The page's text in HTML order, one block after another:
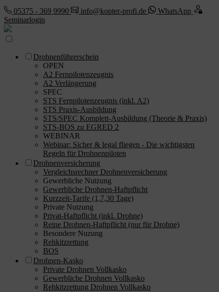
05375 - 369 9990 info@kopter-profi.de
WhatsApp
Seminarlogin
Drohnenführerschein
OPEN
A2 Fernpilotenzeugnis
A2 Verlängerung
SPEC
STS Fernpilotenzeugnis (inkl. A2)
STS Praxis-Ausbildung
STS/SPEC Komplett-Ausbildung (Theorie & Praxis)
STS-BOS zu EGRED 2
WEBINAR
Webinar: Sicher & legal fliegen - Die wichtigsten
Regeln für Drohnenpiloten
Drohnenversicherung
Vergleichsrechner Drohnenversicherung
Gewerbliche Nutzung
Gewerbliche Drohnen-Haftpflicht
Kurzzeit-Tarife (1,7,30 Tage)
Private Nutzung
Privat-Haftpflicht (inkl. Drohne)
Reine Drohnen-Haftpflicht (nur für Drohne)
Besondere Nuzung
Rehkitzrettung
BOS
Drohnen-Kasko
Private Drohnen Vollkasko
Gewerbliche Drohnen Vollkasko
Rehkitzrettung Drohnen Vollkasko